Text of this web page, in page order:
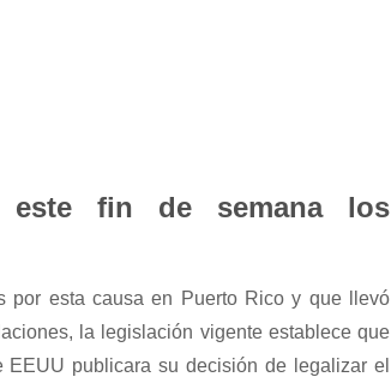
este fin de semana los
por esta causa en Puerto Rico y que llevó
la legislación vigente establece que
publicara su decisión de legalizar el